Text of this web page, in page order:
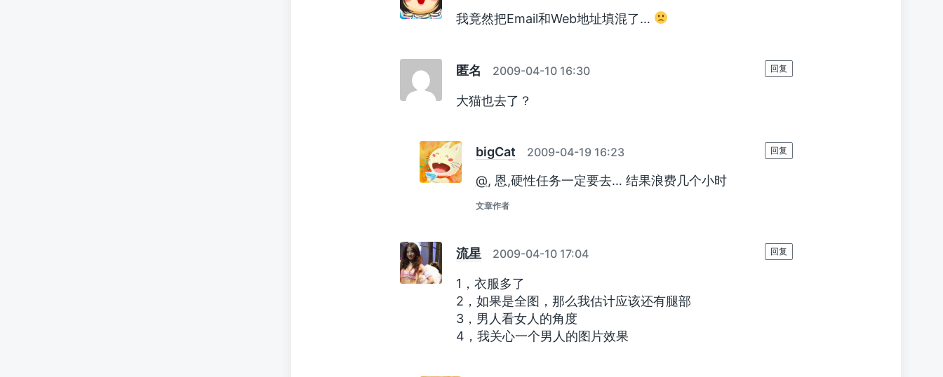
我竟然把Email和Web地址填混了…
匿名 2009-04-10 16:30
大猫也去了？
回复
bigCat 2009-04-19 16:23
@, 恩,硬性任务一定要去… 结果浪费几个小时
文章作者
回复
流星 2009-04-10 17:04
1，衣服多了
2，如果是全图，那么我估计应该还有腿部
3，男人看女人的角度
4，我关心一个男人的图片效果
回复